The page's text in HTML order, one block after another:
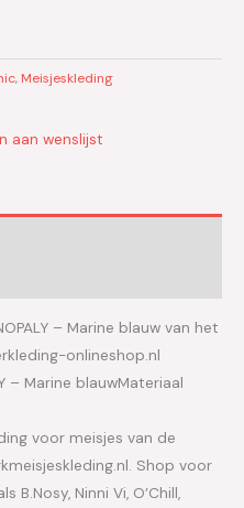
, Meisjeskleding
aan wenslijst
– Marine blauw van het
onlineshop.nl
– Marine blauwMateriaal
voor meisjes van de
Shop voor
Ninni Vi, O’Chill,